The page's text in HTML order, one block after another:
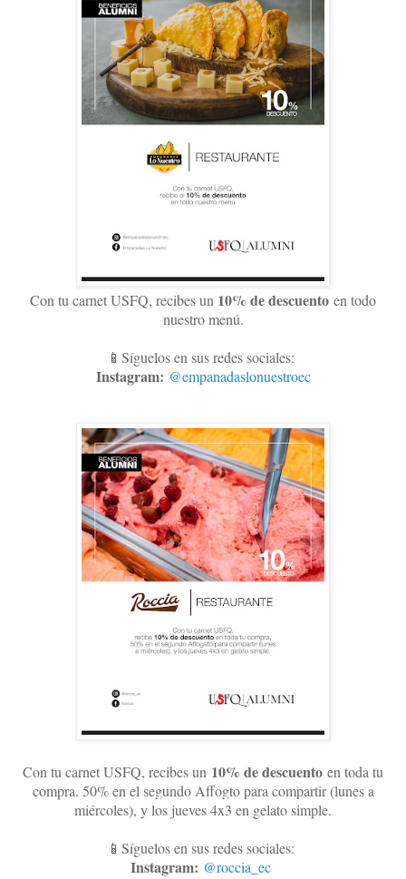
Con tu carnet USFQ, recibes un 10% de descuento en todo
nuestro menú.
📱Síguelos en sus redes sociales:
Instagram: @empanadaslonuestroec
Con tu carnet USFQ, recibes un 10% de descuento en toda tu
compra. 50% en el segundo Affogto para compartir (lunes a
miércoles), y los jueves 4x3 en gelato simple.
📱Síguelos en sus redes sociales:
Instagram: @roccia_ec